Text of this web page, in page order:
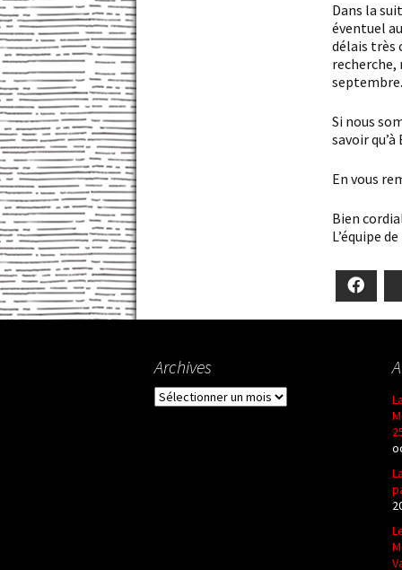
Dans la suite de cette annonce, certaines personnes ont lancé des pistes pour trouver un
éventuel
délais très
recherche,
septembre.
Si nous sommes tous un peu tristes de cette conclusion, nous nous réjouissons aussi de
savoir
En vous
Bien
L’équipe
Archives
Archives